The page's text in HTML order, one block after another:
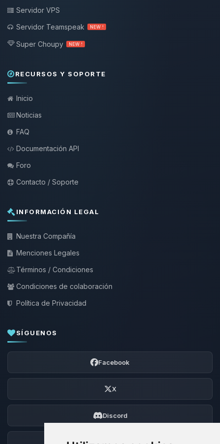
Servidor VPS
Servidor Teamspeak
NEW !
Super Choupy NEW !
RECURSOS Y SOPORTE
Inicio
Noticias
FAQ
Documentación API
Foro
Contacto / Soporte
INFORMACIÓN LEGAL
Nuestra Compañía
Menciones Legales
Términos / Condiciones
Condiciones de colaboración
Política de Privacidad
SÍGUENOS
Facebook
X
Discord
Foro